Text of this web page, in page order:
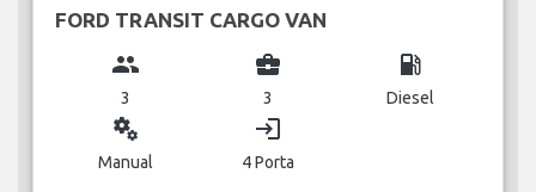
FORD TRANSIT CARGO VAN
group
3
business_center
3
local_gas_station
Diesel
miscellaneous_services
Manual
login
4 Porta